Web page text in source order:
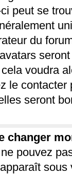
peut se
du
voudra
le
seront
changer
pouvez